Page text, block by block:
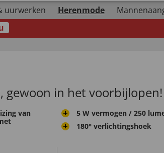
uurwerken Herenmode
gewoon in het voorbijlopen!
van
5 W vermogen / 250
180° verlichtingshoek